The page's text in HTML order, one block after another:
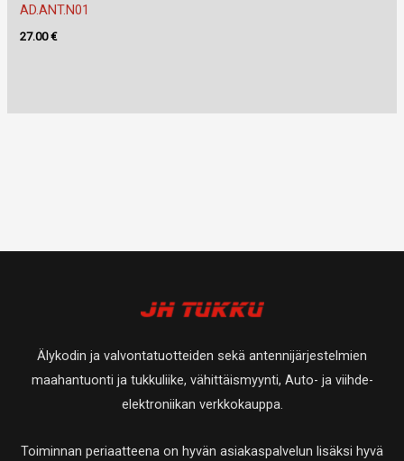
AD.ANT.N01
27.00€
Älykodin ja valvontatuotteiden sekä antennijärjestelmien
maahantuonti ja tukkuliike, vähittäismyynti, Auto- ja viihde-
elektroniikan verkkokauppa.
Toiminnan periaatteena on hyvän asiakaspalvelun lisäksi hyvä